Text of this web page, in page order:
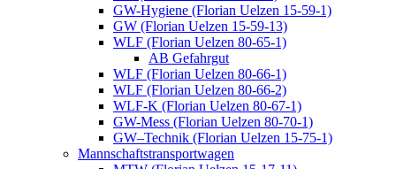
GW-Hygiene (Florian Uelzen 15-59-1)
GW (Florian Uelzen 15-59-13)
WLF (Florian Uelzen 80-65-1)
AB Gefahrgut
WLF (Florian Uelzen 80-66-1)
WLF (Florian Uelzen 80-66-2)
WLF-K (Florian Uelzen 80-67-1)
GW-Mess (Florian Uelzen 80-70-1)
GW–Technik (Florian Uelzen 15-75-1)
Mannschaftstransportwagen